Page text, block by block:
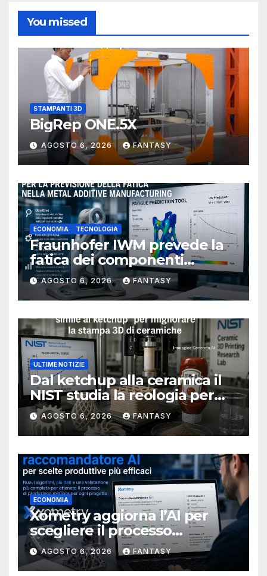
You missed
STAMPANTI 3D
BigRep ONE.5X
AGOSTO 6, 2026 FANTASY
ECONOMIA TECNOLOGIA
Fraunhofer IWM prevede la
fatica dei componenti
metallici stampati in 3D
AGOSTO 6, 2026 FANTASY
ULTIME NOTIZIE
Dal ketchup alla ceramica il
NIST studia la reologia per
rendere più affidabile la
stampa 3D
AGOSTO 6, 2026 FANTASY
ECONOMIA
Xometry aggiorna l’AI per
scegliere il processo
produttivo più adatto
AGOSTO 6, 2026 FANTASY